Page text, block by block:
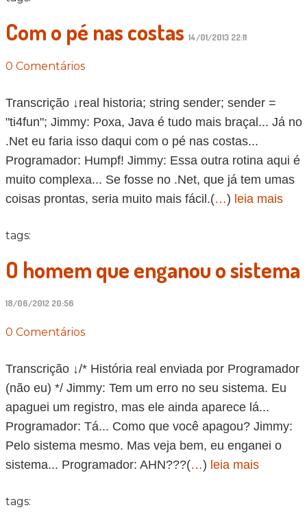
Com o pé nas costas 14/01/2013 22:11
0 Comentários
Transcrição ↓real historia; string sender; sender =
"ti4fun"; Jimmy: Poxa, Java é tudo mais braçal... Já no
.Net eu faria isso daqui com o pé nas costas...
Programador: Humpf! Jimmy: Essa outra rotina aqui é
muito complexa... Se fosse no .Net, que já tem umas
coisas prontas, seria muito mais fácil.(…) leia mais
tags:
O homem que enganou o sistema
18/06/2012 20:56
0 Comentários
Transcrição ↓/* História real enviada por Programador
(não eu) */ Jimmy: Tem um erro no seu sistema. Eu
apaguei um registro, mas ele ainda aparece lá...
Programador: Tá... Como que você apagou? Jimmy:
Pelo sistema mesmo. Mas veja bem, eu enganei o
sistema... Programador: AHN???(…) leia mais
tags: